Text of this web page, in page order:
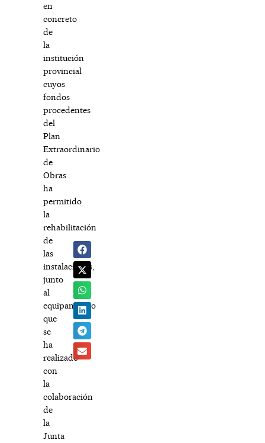
en
concreto
de
la
institución
provincial
cuyos
fondos
procedentes
del
Plan
Extraordinario
de
Obras
ha
permitido
la
rehabilitación
de
las
instalaciones,
junto
al
equipamiento
que
se
ha
realizado
con
la
colaboración
de
la
Junta